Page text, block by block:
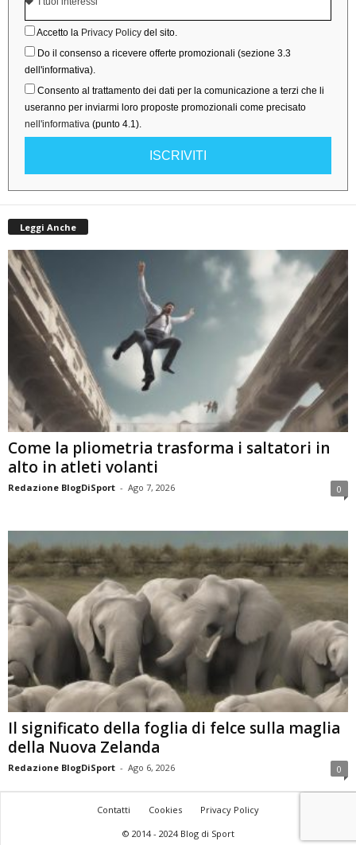
Accetto la Privacy Policy del sito.
Do il consenso a ricevere offerte promozionali (sezione 3.3
dell'informativa).
Consento al trattamento dei dati per la comunicazione a terzi che li
useranno per inviarmi loro proposte promozionali come precisato
nell'informativa (punto 4.1).
ISCRIVITI
Leggi Anche
Come la pliometria trasforma i saltatori in
alto in atleti volanti
Redazione BlogDiSport - Ago 7, 2026 0
Il significato della foglia di felce sulla maglia
della Nuova Zelanda
Redazione BlogDiSport - Ago 6, 2026 0
Contatti Cookies
Privacy Policy
© 2014 - 2024 Blog di Sport